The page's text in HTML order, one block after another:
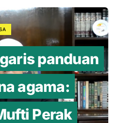
panduan
agama:
Perak